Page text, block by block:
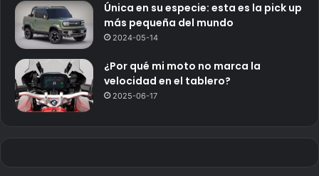
Única en su especie: esta es la pick up
más pequeña del mundo
2024-05-14
¿Por qué mi moto no marca la
velocidad en el tablero?
2025-06-17